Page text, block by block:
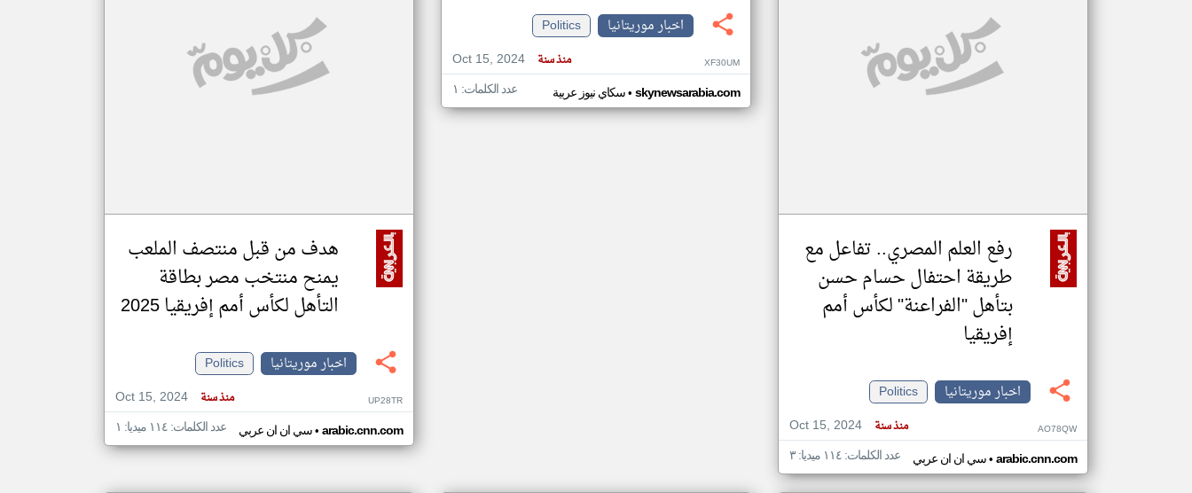
مصادر الأخبار من موريتانيا
رفع العلم المصري.. تفاعل مع
طريقة احتفال حسام حسن
بتأهل "الفراعنة" لكأس أمم
إفريقيا
اخبار موريتانيا
Politics
Oct 15, 2024
منذ سنة AO78QW
سي ان ان عربي• arabic.cnn.com عدد الكلمات: ١١٤ ميديا: ٣
اخبار موريتانيا
Politics
Oct 15, 2024
منذ سنة XF30UM
سكاي نيوز عربية• skynewsarabia.com عدد الكلمات: ١
هدف من قبل منتصف الملعب
يمنح منتخب مصر بطاقة
التأهل لكأس أمم إفريقيا 2025
اخبار موريتانيا
Politics
Oct 15, 2024
منذ سنة UP28TR
سي ان ان عربي• arabic.cnn.com عدد الكلمات: ١١٤ ميديا: ١